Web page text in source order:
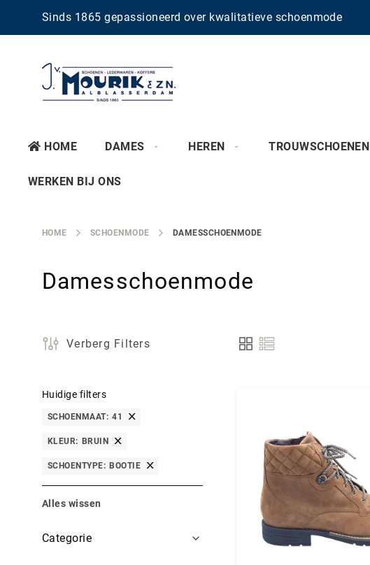
Sinds 1865 gepassioneerd over kwalitatieve schoenmode
HOME DAMES HEREN TROUWSCHOENEN
WERKEN BIJ ONS
HOME SCHOENMODE DAMESSCHOENMODE
Damesschoenmode
Tonen
Huidige filters
SCHOENMAAT 41
KLEUR BRUIN
SCHOENTYPE BOOTIE
Alles wissen
Categorie
Verberg Filters